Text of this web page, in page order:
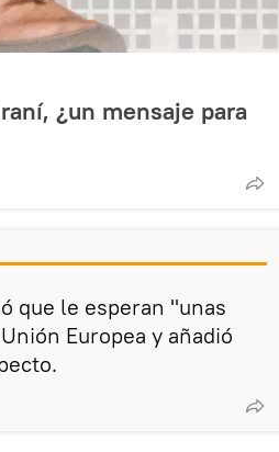
¿un mensaje para
que le esperan "unas
Europea y añadió